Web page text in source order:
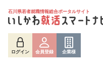
石川県若者就職情報総合ポータルサイト
ログイン 会員登録 企業様